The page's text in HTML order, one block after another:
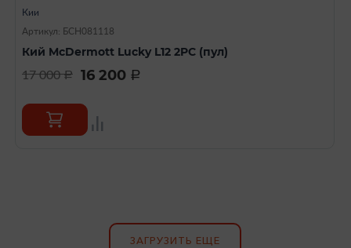
Кии
Артикул: БСН081118
Кий McDermott Lucky L12 2PC (пул)
17 000a 16 200 a
ЗАГРУЗИТЬ ЕЩЕ